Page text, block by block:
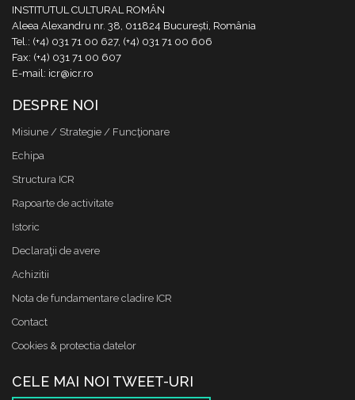
INSTITUTUL CULTURAL ROMÂN
Aleea Alexandru nr. 38, 011824 București, România
Tel.: (+4) 031 71 00 627, (+4) 031 71 00 606
Fax: (+4) 031 71 00 607
E-mail: icr@icr.ro
DESPRE NOI
Misiune / Strategie / Funcţionare
Echipa
Structura ICR
Rapoarte de activitate
Istoric
Declaraţii de avere
Achizitii
Nota de fundamentare cladire ICR
Contact
Cookies & protectia datelor
CELE MAI NOI TWEET-URI